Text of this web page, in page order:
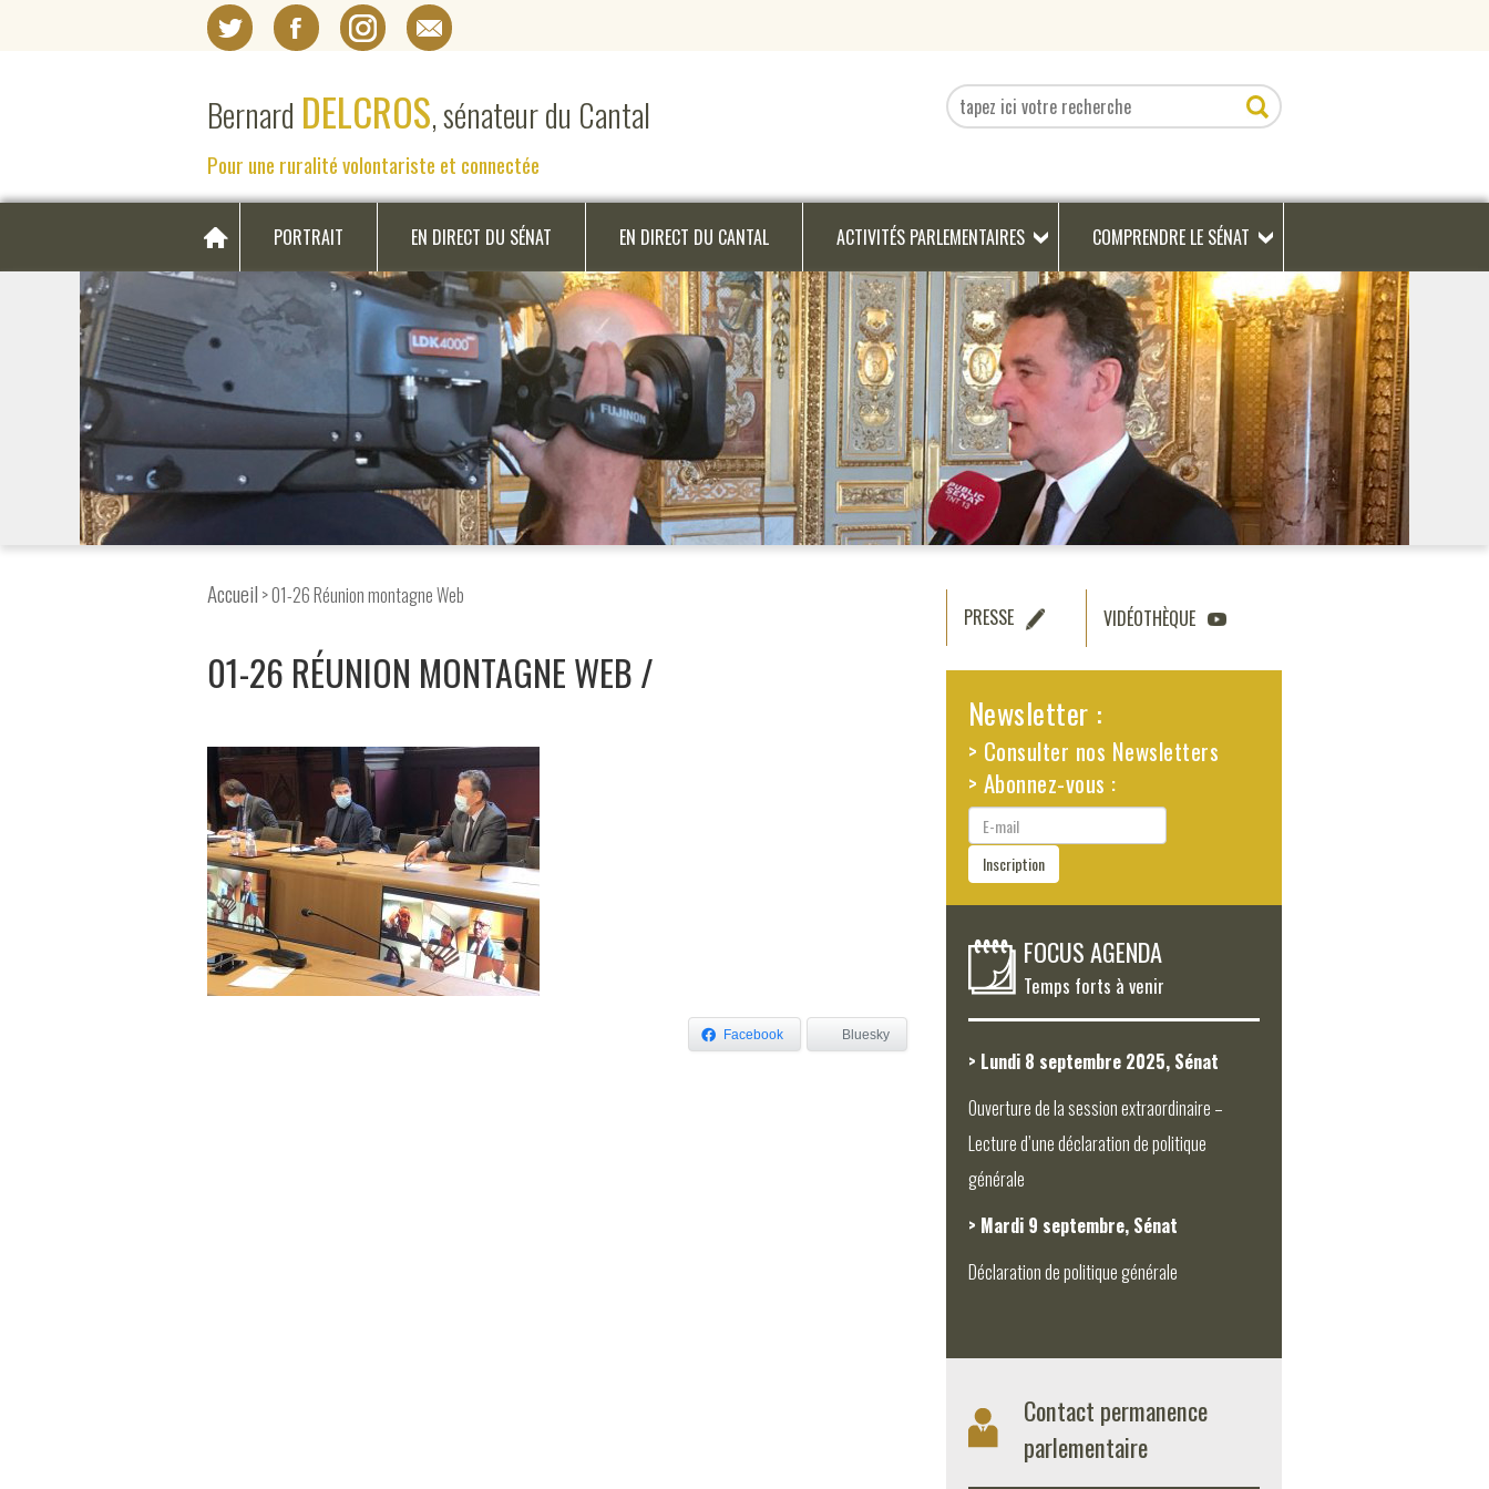
Bernard DELCROS, sénateur du Cantal
Pour une ruralité volontariste et connectée
PORTRAIT EN DIRECT DU SÉNAT EN DIRECT DU CANTAL ACTIVITÉS PARLEMENTAIRES COMPRENDRE LE SÉNAT
Accueil > 01-26 Réunion montagne Web
01-26 RÉUNION MONTAGNE WEB
Facebook Bluesky
PRESSE VIDÉOTHÈQUE
Newsletter :
> Consulter nos Newsletters
> Abonnez-vous :
E-
mail
Inscription
FOCUS AGENDA
Temps forts à venir
> Lundi 8 septembre 2025, Sénat
Ouverture de la session extraordinaire –
Lecture d’une déclaration de politique
générale
> Mardi 9 septembre, Sénat
Déclaration de politique générale
Contact permanence
parlementaire